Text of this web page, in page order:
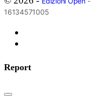
16134571005
Report